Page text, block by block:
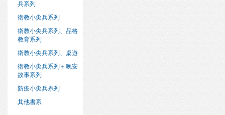
兵系列
衛教小尖兵系列
衛教小尖兵系列、品格
教育系列
衛教小尖兵系列、桌遊
衛教小尖兵系列＋晚安
故事系列
防疫小尖兵糸列
其他書系